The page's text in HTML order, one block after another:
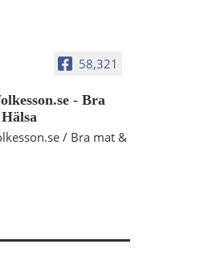
58,321
- Bra
/ Bra mat &